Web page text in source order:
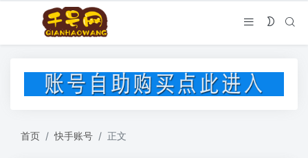
首页 快手账号 正文